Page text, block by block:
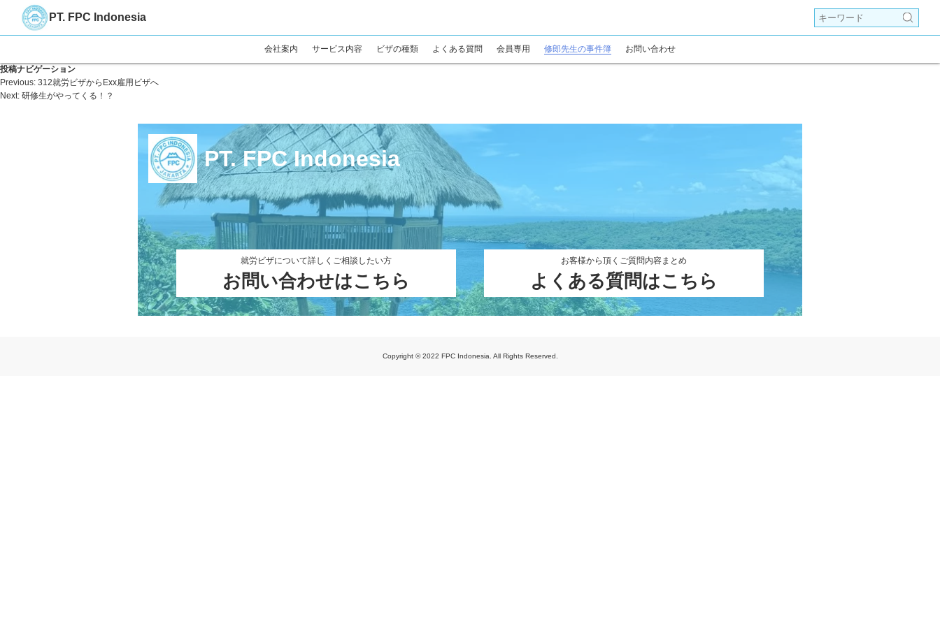
PT. FPC Indonesia
会社案内 サービス内容 ビザの種類 よくある質問 会員専用 修郎先生の事件簿 お問い合わせ
投稿ナビゲーション
Previous: 312就労ビザからExx雇用ビザへ
Next: 研修生がやってくる！？
PT. FPC Indonesia
就労ビザについて詳しくご相談したい方
お問い合わせはこちら
お客様から頂くご質問内容まとめ
よくある質問はこちら
Copyright © 2022 FPC Indonesia. All Rights Reserved.